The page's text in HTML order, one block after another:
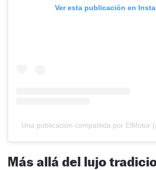
Ver esta publicación en
Una publicación compartida por ElMotor
Más allá del lujo